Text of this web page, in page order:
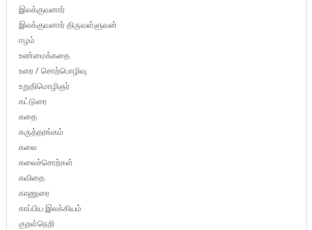
இலக்குவனார்
இலக்குவனார் திருவள்ளுவன்
ஈழம்
உண்மைக்கதை
உரை / சொற்பொழிவு
உறுதிமொழிஞர்
கட்டுரை
கதை
கருத்தரங்கம்
கலை
கலைச்சொற்கள்
கவிதை
காணுரை
காப்பிய இலக்கியம்
குறள்நெறி